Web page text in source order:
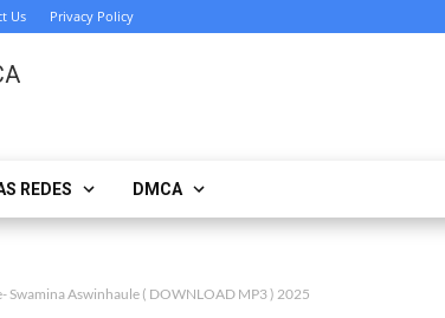
Us Privacy Policy
REDES DMCA
Swamina Aswinhaule ( DOWNLOAD MP3 ) 2025